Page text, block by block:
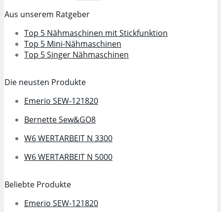
Aus unserem Ratgeber
Top 5 Nähmaschinen mit Stickfunktion
Top 5 Mini-Nähmaschinen
Top 5 Singer Nähmaschinen
Die neusten Produkte
Emerio SEW-121820
Bernette Sew&GO8
W6 WERTARBEIT N 3300
W6 WERTARBEIT N 5000
Beliebte Produkte
Emerio SEW-121820